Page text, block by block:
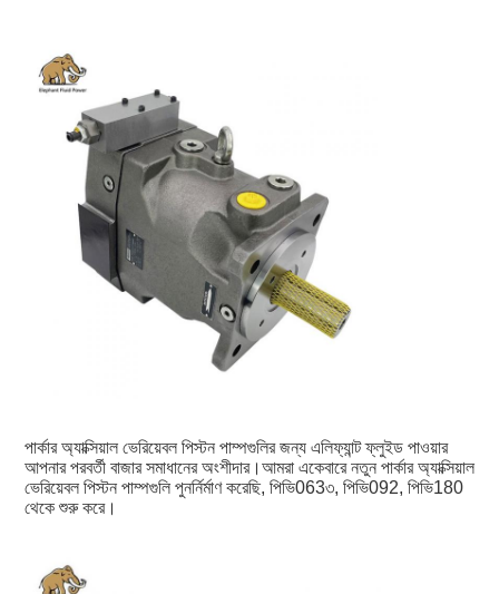
পার্কার অ্যাক্সিয়াল ভেরিয়েবল পিস্টন পাম্পগুলির জন্য এলিফ্যান্ট ফ্লুইড পাওয়ার
আপনার পরবর্তী বাজার সমাধানের অংশীদার।আমরা একেবারে নতুন পার্কার অ্যাক্সিয়াল
ভেরিয়েবল পিস্টন পাম্পগুলি পুনর্নির্মাণ করেছি, পিভি063৩, পিভি092, পিভি180
থেকে শুরু করে।